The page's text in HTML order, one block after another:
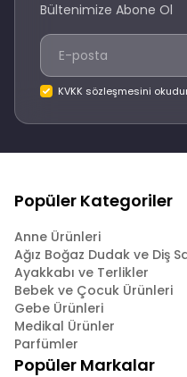
Bültenimize Abone Ol
KVKK sözleşmesini
Popüler Kategoriler
Anne Ürünleri
Ağız Boğaz Dudak ve Diş
Ayakkabı ve Terlikler
Bebek ve Çocuk Ürünleri
Gebe Ürünleri
Medikal Ürünler
Parfümler
Popüler Markalar